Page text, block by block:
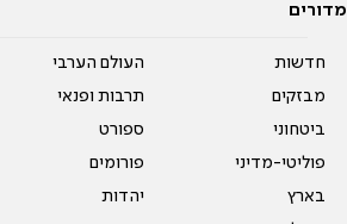
מדורים
חדשות
מבזקים
ביטחוני
פוליטי-מדיני
בארץ
העולם הערבי
תרבות ופנאי
ספורט
פורומים
יהדות